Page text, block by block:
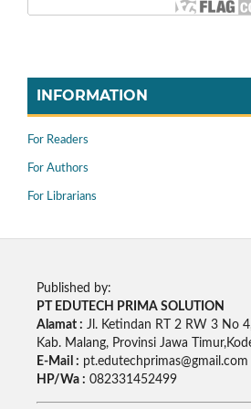
INFORMATION
For Readers
For Authors
For Librarians
Published by:
PT EDUTECH PRIMA SOLUTION
Alamat : Jl. Ketindan RT 2 RW 3 No
Kab. Malang, Provinsi Jawa
E-Mail : pt.edutechprimas@gmail.com
HP/Wa : 082331452499